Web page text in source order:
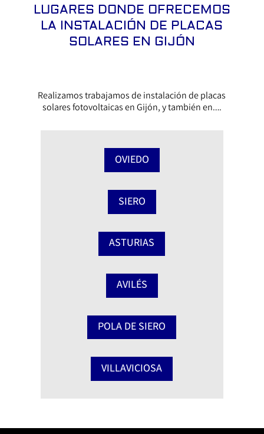
LUGARES DONDE OFRECEMOS
LA INSTALACIÓN DE PLACAS
SOLARES EN GIJÓN
Realizamos trabajamos de instalación de placas
solares fotovoltaicas en Gijón, y también en….
OVIEDO
SIERO
ASTURIAS
AVILÉS
POLA DE SIERO
VILLAVICIOSA